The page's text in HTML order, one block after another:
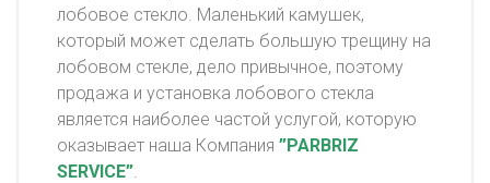
лобовое стекло. Маленький камушек,
который может сделать большую трещину на
лобовом стекле, дело привычное, поэтому
продажа и установка лобового стекла
является наиболее частой услугой, которую
оказывает наша Компания ”PARBRIZ
SERVICE”.